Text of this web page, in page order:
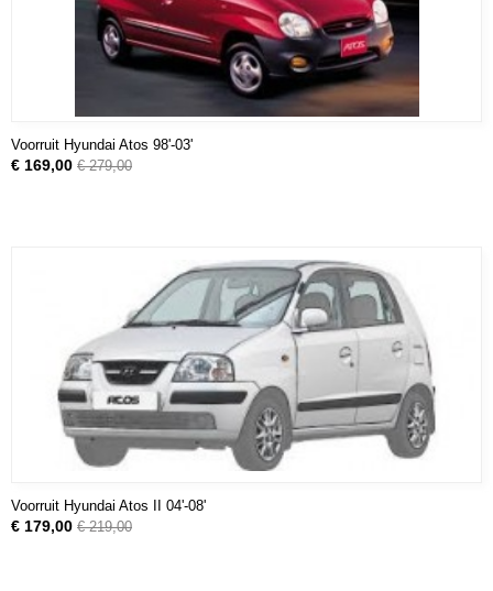
Voorruit Hyundai Atos 98'-03'
€ 169,00 € 279,00
Voorruit Hyundai Atos II 04'-08'
€ 179,00 € 219,00